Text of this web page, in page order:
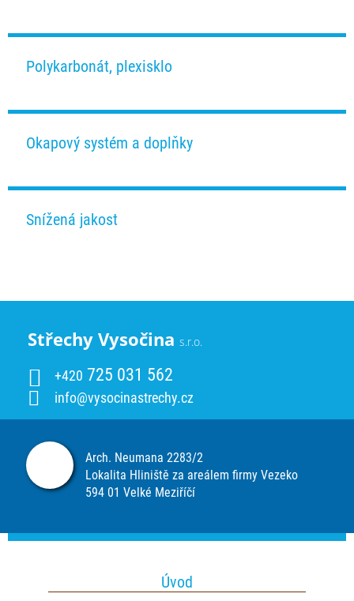
Polykarbonát, plexisklo
Okapový systém a doplňky
Snížená jakost
Střechy Vysočina s.r.o.
+420 725 031 562
info@vysocinastrechy.cz
Arch. Neumana 2283/2
Lokalita Hliniště za areálem firmy Vezeko
594 01 Velké Meziříčí
Úvod